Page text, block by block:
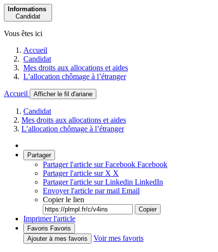
Informations
Candidat
Vous êtes ici
Accueil
Candidat
Mes droits aux allocations et aides
L’allocation chômage à l’étranger
Accueil Afficher le fil d'ariane
Candidat
Mes droits aux allocations et aides
L’allocation chômage à l’étranger
Partager
Partager l'article sur Facebook Facebook
Partager l'article sur X X
Partager l'article sur Linkedin LinkedIn
Envoyer l'article par mail Email
Copier le lien
Copier
Imprimer l'article
Favoris Favoris
Ajouter à mes favoris
Voir mes favoris